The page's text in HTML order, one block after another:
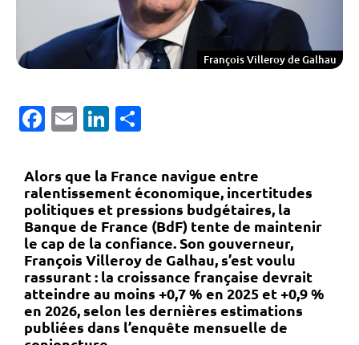
François Villeroy de Galhau
Facebook
EmailLinkedIn
Alors que la France navigue entre
ralentissement économique, incertitudes
politiques et pressions budgétaires, la
Banque de France (BdF) tente de maintenir
le cap de la confiance. Son gouverneur,
François Villeroy de Galhau, s’est voulu
rassurant : la croissance française devrait
atteindre au moins +0,7 % en 2025et+0,9 %
en 2026, selon les dernières estimations
publiées dans l’enquête mensuelle de